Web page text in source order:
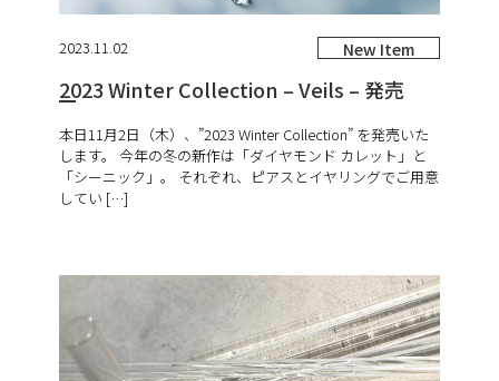
New Item
2023.11.02
2023 Winter Collection – Veils – 発売
本日11月2日（木）、”2023 Winter Collection” を発売いた
します。 今年の冬の新作は「ダイヤモンド カレット」と
「シーニック」。 それぞれ、ピアスとイヤリングでご用意
してい […]